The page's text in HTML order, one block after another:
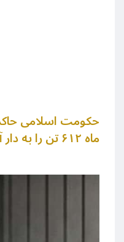
حکومت اسلامی
ماه ۶۱۲ تن را به دار آویخته است.